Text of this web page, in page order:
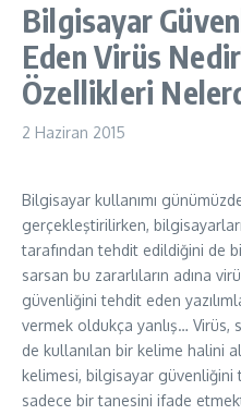
Bilgisayar
Eden Virüs
Özellikleri
2 Haziran 2015
Bilgisayar kullanımı
gerçekleştirilirken,
tarafından tehdit edildiğini de
sarsan bu zararlıların adına
güvenliğini tehdit eden
vermek oldukça yanlış… Virüs,
de kullanılan bir kelime halini
kelimesi, bilgisayar güvenliğini
sadece bir tanesini ifade